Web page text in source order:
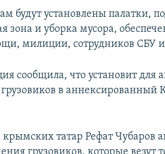
будут установлены палатки,
зона и уборка мусора,
милиции, сотрудников СБУ
сообщила, что установит для
грузовиков в
татар Рефат Чубаров